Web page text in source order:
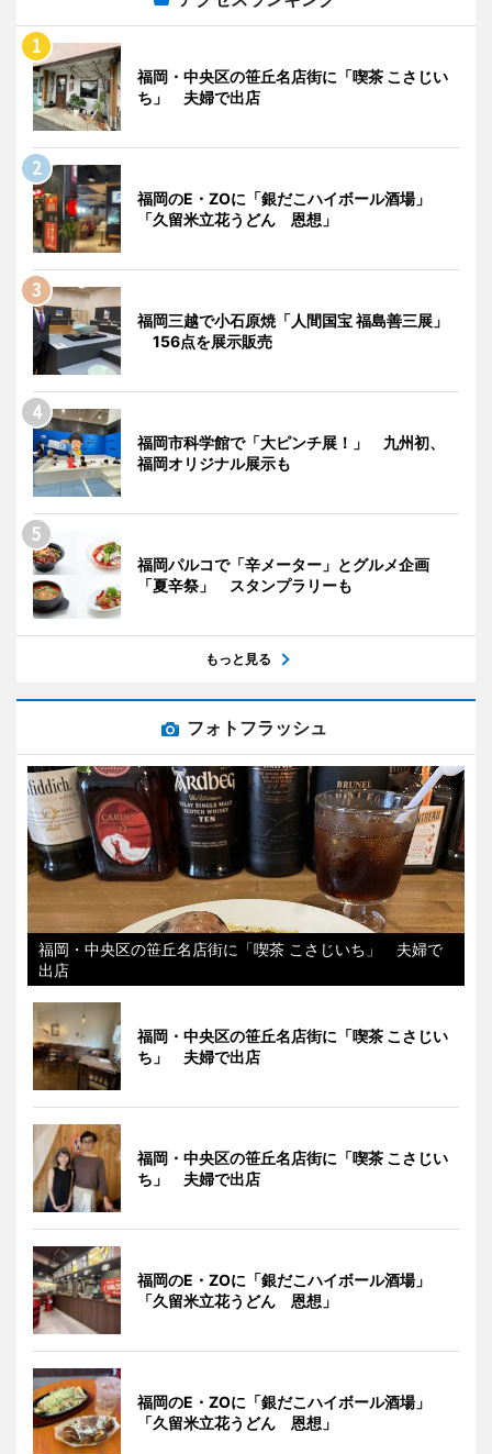
福岡・中央区の笹丘名店街に「喫茶 こさじい
ち」 夫婦で出店
福岡のE・ZOに「銀だこハイボール酒場」
「久留米立花うどん 恩想」
福岡三越で小石原焼「人間国宝 福島善三展」
156点を展示販売
福岡市科学館で「大ピンチ展！」 九州初、
福岡オリジナル展示も
福岡パルコで「辛メーター」とグルメ企画
「夏辛祭」 スタンプラリーも
もっと見る
フォトフラッシュ
福岡・中央区の笹丘名店街に「喫茶 こさじいち」 夫婦で
出店
福岡・中央区の笹丘名店街に「喫茶 こさじい
ち」 夫婦で出店
福岡・中央区の笹丘名店街に「喫茶 こさじい
ち」 夫婦で出店
福岡のE・ZOに「銀だこハイボール酒場」
「久留米立花うどん 恩想」
福岡のE・ZOに「銀だこハイボール酒場」
「久留米立花うどん 恩想」